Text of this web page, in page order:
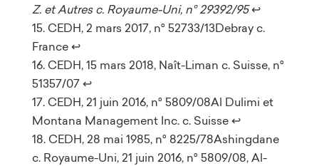
Z. et Autres c. Royaume-Uni, n° 29392/95 ↩︎
CEDH, 2 mars 2017, n° 52733/13Debray c.
France ↩︎
CEDH, 15 mars 2018, Naît-Liman c. Suisse, n°
51357/07 ↩︎
CEDH, 21 juin 2016, n° 5809/08Al Dulimi et
Montana Management Inc. c. Suisse ↩︎
CEDH, 28 mai 1985, n° 8225/78Ashingdane
c. Royaume-Uni, 21 juin 2016, n° 5809/08, Al-